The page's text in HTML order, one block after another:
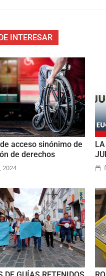
INTERESAR
acceso sinónimo de
de derechos
2024